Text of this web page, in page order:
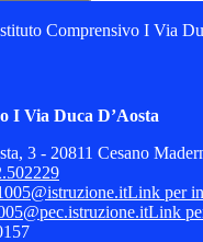
Comprensivo I Via
I Via Duca D’Aosta
3 - 20811 Cesano
Link per
Link